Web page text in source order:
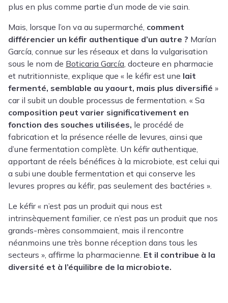
plus en plus comme partie d’un mode de vie sain.
Mais, lorsque l’on va au supermarché, comment
différencier un kéfir authentique d’un autre ? Marían
García, connue sur les réseaux et dans la vulgarisation
sous le nom de Boticaria García , docteure en pharmacie
et nutritionniste, explique que « le kéfir est une lait
fermenté, semblable au yaourt, mais plus diversifié »
car il subit un double processus de fermentation. « Sa
composition peut varier significativement en
fonction des souches utilisées, le procédé de
fabrication et la présence réelle de levures, ainsi que
d’une fermentation complète. Un kéfir authentique,
apportant de réels bénéfices à la microbiote, est celui qui
a subi une double fermentation et qui conserve les
levures propres au kéfir, pas seulement des bactéries ».
Le kéfir « n’est pas un produit qui nous est
intrinsèquement familier, ce n’est pas un produit que nos
grands-mères consommaient, mais il rencontre
néanmoins une très bonne réception dans tous les
secteurs », affirme la pharmacienne. Et il contribue à la
diversité et à l’équilibre de la microbiote.